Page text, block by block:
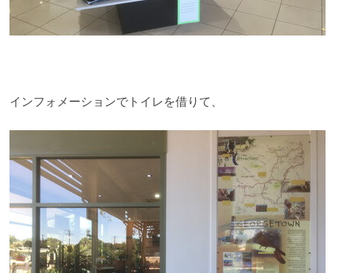
インフォメーションでトイレを借りて、